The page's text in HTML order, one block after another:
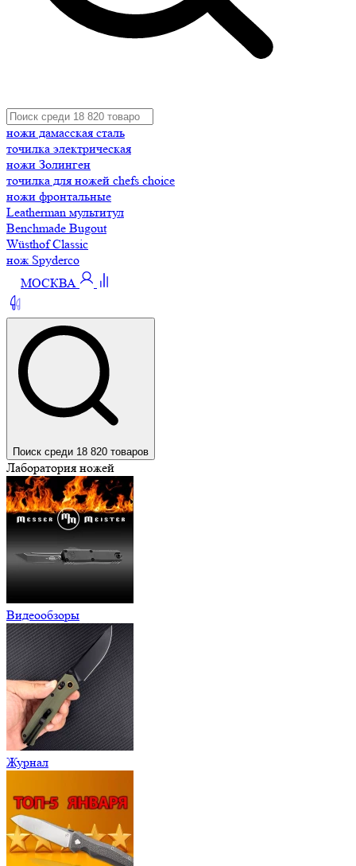
ножи дамасская сталь
точилка электрическая
ножи Золинген
точилка для ножей chefs choice
ножи фронтальные
Leatherman мультитул
Benchmade Bugout
Wüsthof Classic
нож Spyderco
МОСКВА
Поиск среди 18 820 товаров
Лаборатория ножей
Видеообзоры
Журнал